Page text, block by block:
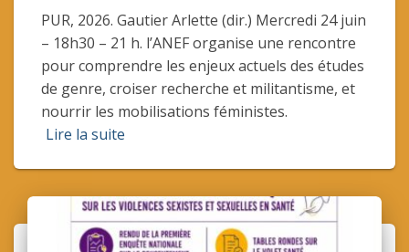
PUR, 2026. Gautier Arlette (dir.) Mercredi 24 juin
– 18h30 – 21 h. l’ANEF organise une rencontre
pour comprendre les enjeux actuels des études
de genre, croiser recherche et militantisme, et
nourrir les mobilisations féministes.
Lire la suite